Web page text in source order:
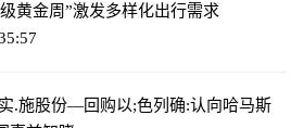
黄金周”激发多样化出行需求
.施股份—回购以;色列确:认向哈马斯